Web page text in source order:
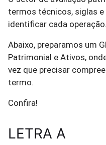
termos técnicos, siglas
identificar cada operação.
Abaixo, preparamos um
Patrimonial e Ativos,
vez que precisar
termo.
Confira!
LETRA A